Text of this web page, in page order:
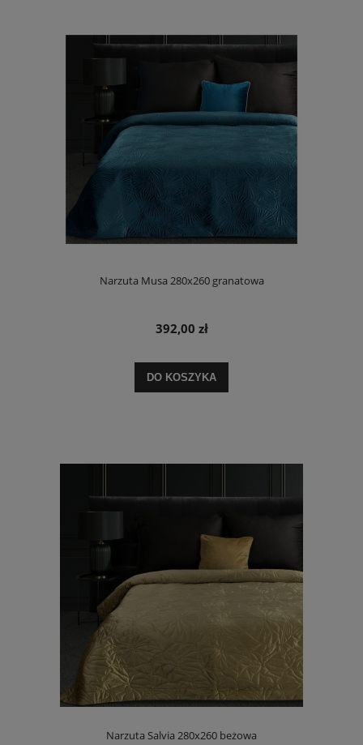
Narzuta Musa 280x260 granatowa
392,00 zł
DO KOSZYKA
Narzuta Salvia 280x260 beżowa